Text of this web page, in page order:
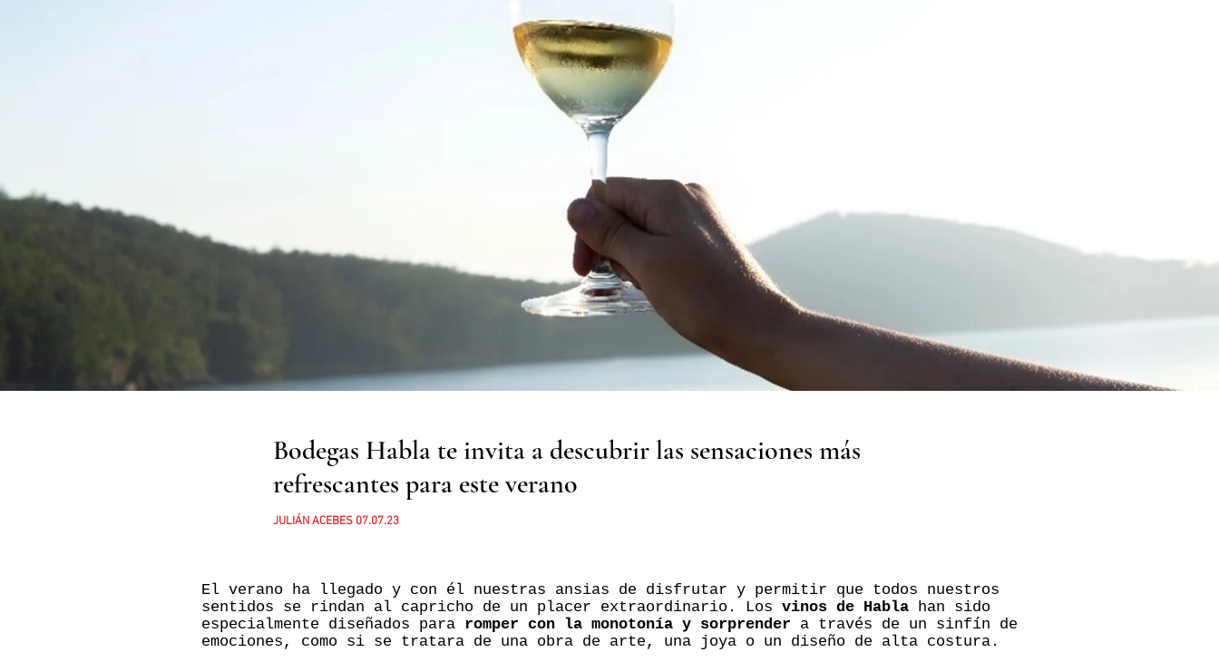
Bodegas Habla te invita a descubrir las sensaciones más
refrescantes para este verano
JULIÁN ACEBES 07.07.23
El verano ha llegado y con él nuestras ansias de disfrutar y permitir que todos nuestros
sentidos se rindan al capricho de un placer extraordinario. Los vinos de Habla han sido
especialmente diseñados para romper con la monotonía y sorprender a través de un sinfín de
emociones, como si se tratara de una obra de arte, una joya o un diseño de alta costura.